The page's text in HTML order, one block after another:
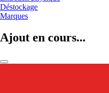
Déstockage
Marques
Ajout en cours...